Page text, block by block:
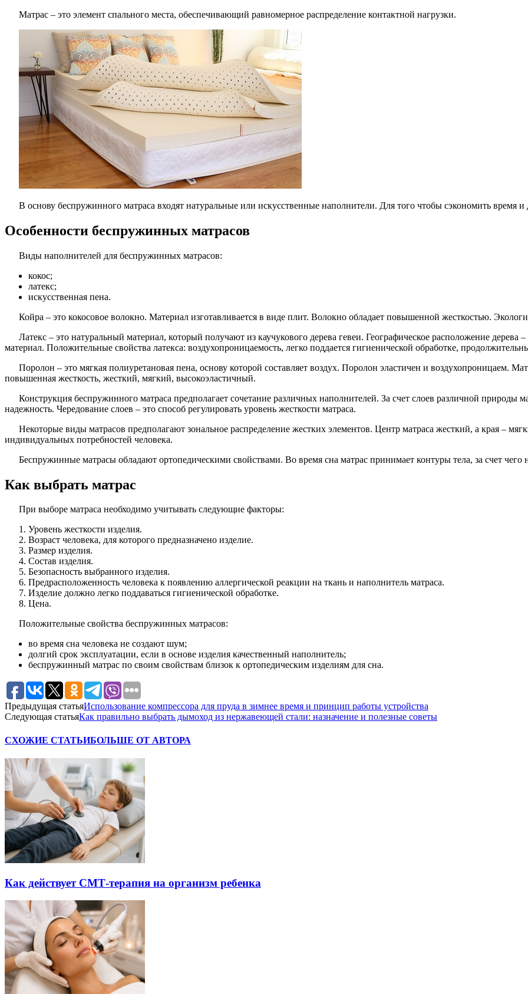
Матрас – это элемент спального места, обеспечивающий равномерное распределение контактной нагрузки.
В основу беспружинного матраса входят натуральные или искусственные наполнители. Для того чтобы сэкономить время
Особенности беспружинных матрасов
Виды наполнителей для беспружинных матрасов:
кокос;
латекс;
искусственная пена.
Койра – это кокосовое волокно. Материал изготавливается в виде плит. Волокно обладает повышенной жесткостью.
Латекс – это натуральный материал, который получают из каучукового дерева гевеи. Географическое расположение
материал. Положительные свойства латекса: воздухопроницаемость, легко поддается гигиенической обработке,
Поролон – это мягкая полиуретановая пена, основу которой составляет воздух. Поролон эластичен и воздухопроницаем.
повышенная жесткость, жесткий, мягкий, высокоэластичный.
Конструкция беспружинного матраса предполагает сочетание различных наполнителей. За счет слоев различной природы
надежность. Чередование слоев – это способ регулировать уровень жесткости матраса.
Некоторые виды матрасов предполагают зональное распределение жестких элементов. Центр матраса жесткий, а края –
индивидуальных потребностей человека.
Беспружинные матрасы обладают ортопедическими свойствами. Во время сна матрас принимает контуры тела, за счет чего
Как выбрать матрас
При выборе матраса необходимо учитывать следующие факторы:
Уровень жесткости изделия.
Возраст человека, для которого предназначено изделие.
Размер изделия.
Состав изделия.
Безопасность выбранного изделия.
Предрасположенность человека к появлению аллергической реакции на ткань и наполнитель матраса.
Изделие должно легко поддаваться гигиенической обработке.
Цена.
Положительные свойства беспружинных матрасов:
во время сна человека не создают шум;
долгий срок эксплуатации, если в основе изделия качественный наполнитель;
беспружинный матрас по своим свойствам близок к ортопедическим изделиям для сна.
Предыдущая статьяИспользование компрессора для пруда в зимнее время и принцип работы устройства
Следующая статьяКак правильно выбрать дымоход из нержавеющей стали: назначение и полезные советы
СХОЖИЕ СТАТЬИБОЛЬШЕ ОТ АВТОРА
Как действует СМТ-терапия на организм ребенка